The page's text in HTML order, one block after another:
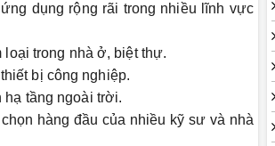
dụng rộng rãi trong nhiều lĩnh vực
loại trong nhà ở, biệt thự.
bị công nghiệp.
hạ tầng ngoài trời.
hàng đầu của nhiều kỹ sư và nhà